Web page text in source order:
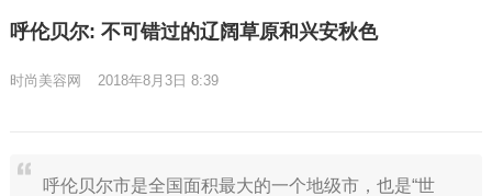
呼伦贝尔: 不可错过的辽阔草原和兴安秋色
时尚美容网 2018年8月3日 8:39
呼伦贝尔市是全国面积最大的一个地级市，也是“世